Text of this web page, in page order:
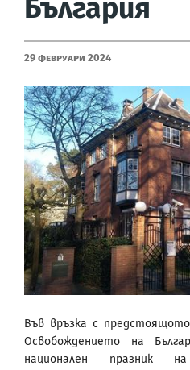
България
29 Февруари 2024
Във връзка с
Освобождението на
национален празник